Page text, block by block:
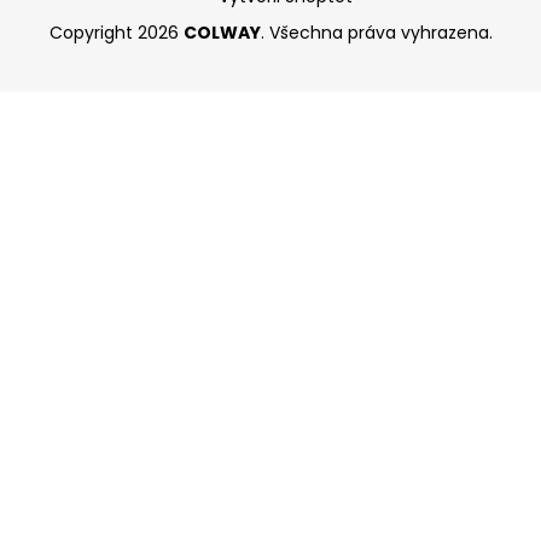
Copyright 2026 COLWAY. Všechna práva vyhrazena.